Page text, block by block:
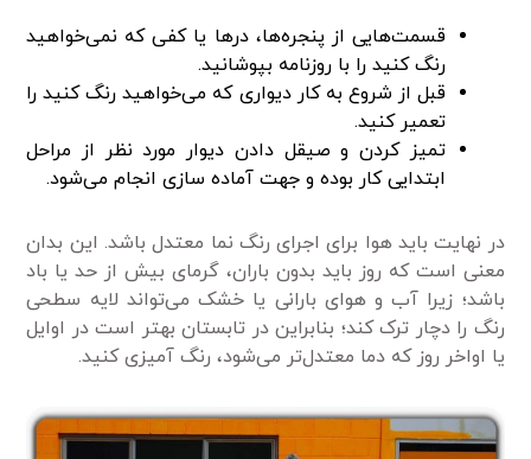
قسمت‌هایی از پنجره‌ها، درها یا کفی که نمی‌خواهید
رنگ کنید را با روزنامه بپوشانید.
قبل از شروع به کار دیواری که می‌خواهید رنگ کنید را
تعمیر کنید.
تمیز کردن و صیقل دادن دیوار مورد نظر از مراحل
ابتدایی کار بوده و جهت آماده سازی انجام می‌شود.
در نهایت باید هوا برای اجرای رنگ نما معتدل باشد. این بدان
معنی است که روز باید بدون باران، گرمای بیش از حد یا باد
باشد؛ زیرا آب و هوای بارانی یا خشک می‌تواند لایه سطحی
رنگ را دچار ترک کند؛ بنابراین در تابستان بهتر است در اوایل
یا اواخر روز که دما معتدل‌تر می‌شود، رنگ آمیزی کنید.